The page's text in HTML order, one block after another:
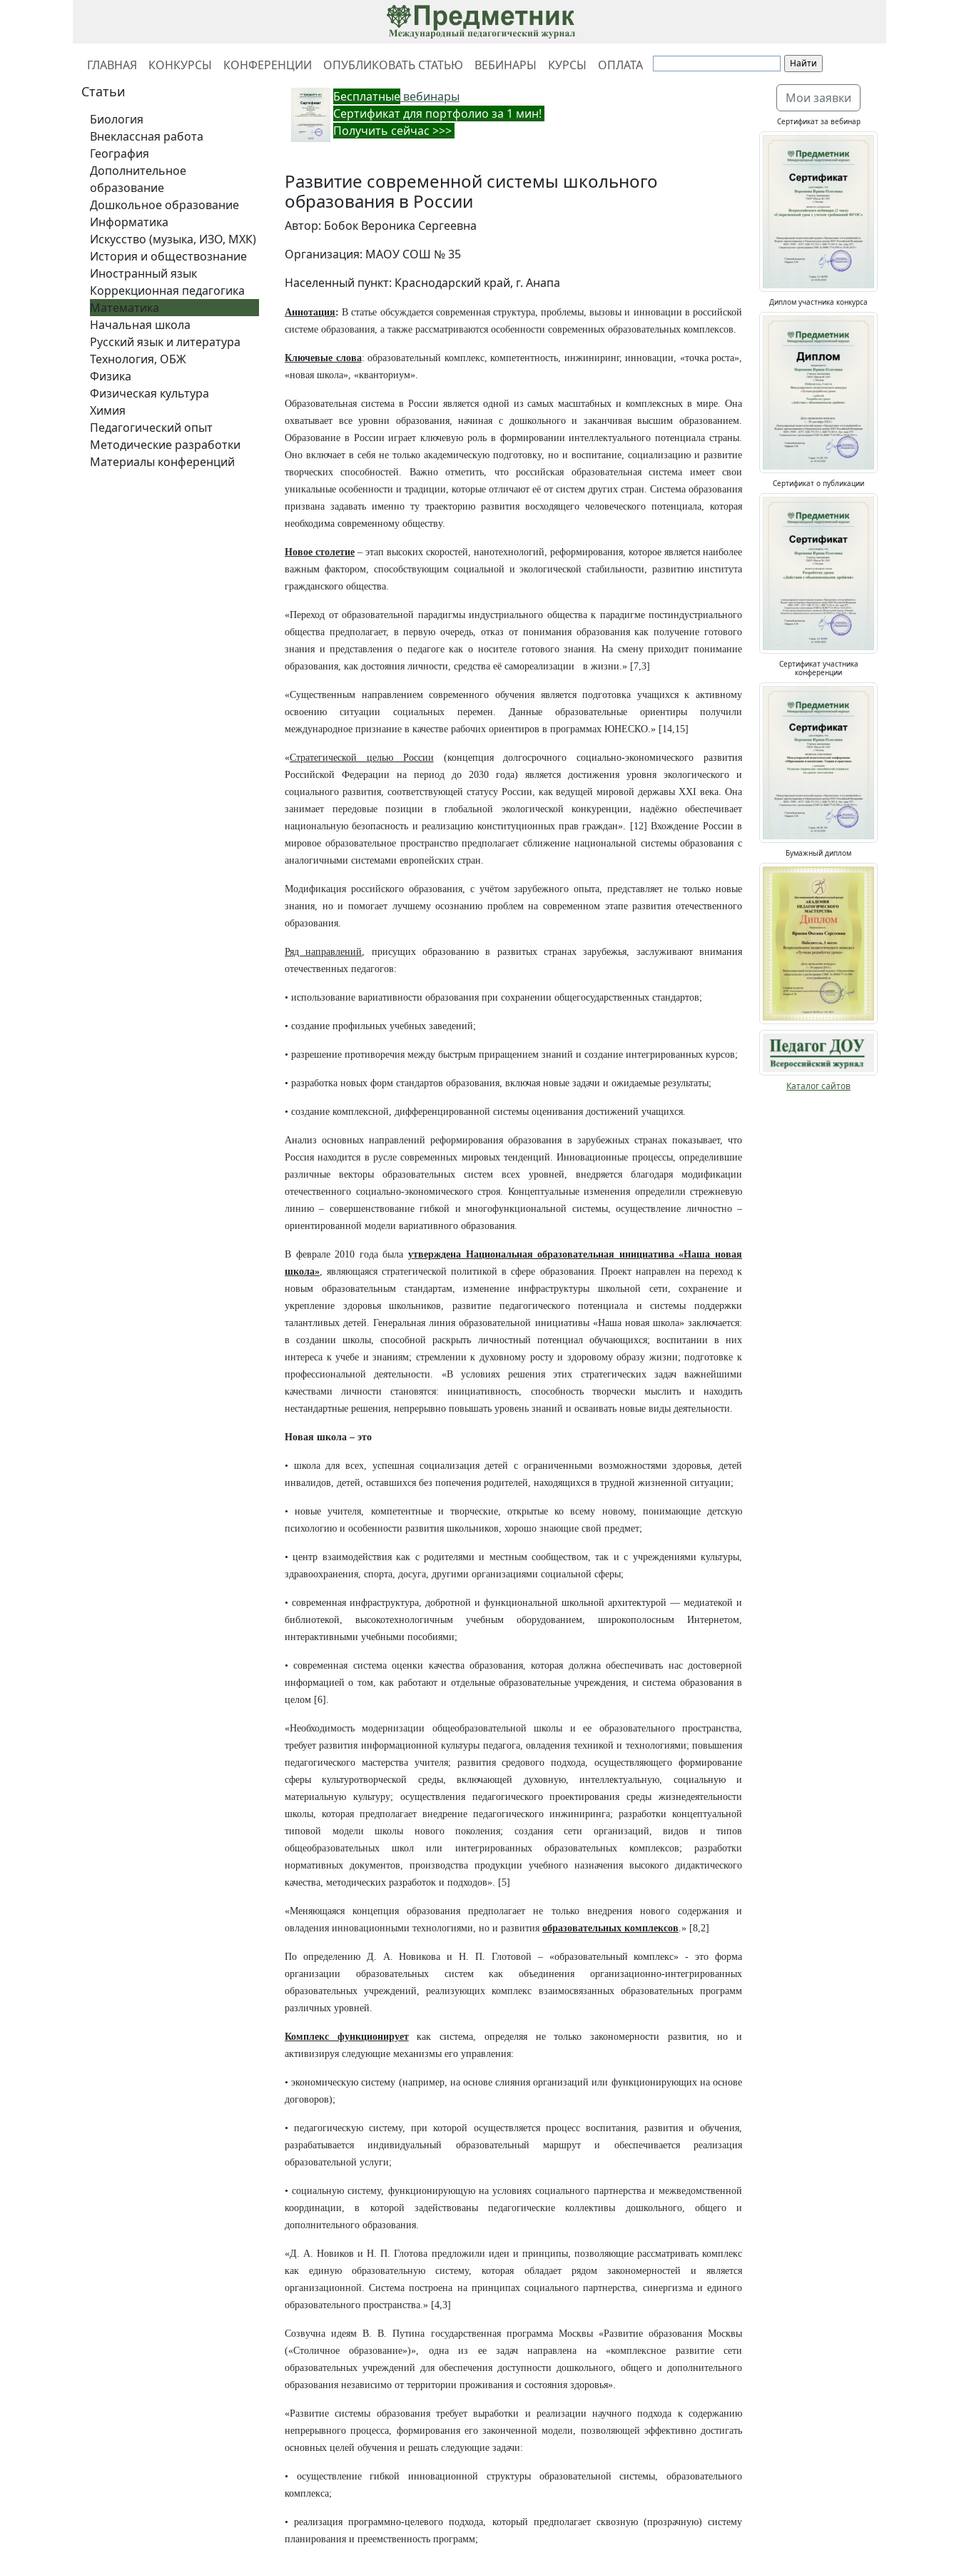
ГЛАВНАЯ КОНКУРСЫ КОНФЕРЕНЦИИ ОПУБЛИКОВАТЬ СТАТЬЮ ВЕБИНАРЫ КУРСЫ ОПЛАТА
Статьи
Биология
Внеклассная работа
География
Дополнительное
образование
Дошкольное образование
Информатика
Искусство (музыка, ИЗО, МХК)
История и обществознание
Иностранный язык
Коррекционная педагогика
Математика
Начальная школа
Русский язык и литература
Технология, ОБЖ
Физика
Физическая культура
Химия
Педагогический опыт
Методические разработки
Материалы конференций
Бесплатные вебинары
Cертификат для портфолио за 1 мин!
Получить сейчас >>>
Развитие современной системы школьного
образования в России
Автор: Бобок Вероника Сергеевна
Организация: МАОУ СОШ № 35
Населенный пункт: Краснодарский край, г. Анапа
Аннотация: В статье обсуждается современная структура, проблемы, вызовы и инновации в российской
системе образования, а также рассматриваются особенности современных образовательных комплексов.
Ключевые слова: образовательный комплекс, компетентность, инжиниринг, инновации, «точка роста»,
«новая школа», «кванториум».
Образовательная система в России является одной из самых масштабных и комплексных в мире. Она
охватывает все уровни образования, начиная с дошкольного и заканчивая высшим образованием.
Образование в России играет ключевую роль в формировании интеллектуального потенциала страны.
Оно включает в себя не только академическую подготовку, но и воспитание, социализацию и развитие
творческих способностей. Важно отметить, что российская образовательная система имеет свои
уникальные особенности и традиции, которые отличают её от систем других стран. Система образования
призвана задавать именно ту траекторию развития восходящего человеческого потенциала, которая
необходима современному обществу.
Новое столетие – этап высоких скоростей, нанотехнологий, реформирования, которое является наиболее
важным фактором, способствующим социальной и экологической стабильности, развитию института
гражданского общества.
«Переход от образовательной парадигмы индустриального общества к парадигме постиндустриального
общества предполагает, в первую очередь, отказ от понимания образования как получение готового
знания и представления о педагоге как о носителе готового знания. На смену приходит понимание
образования, как достояния личности, средства её самореализации в жизни.» [7,3]
«Существенным направлением современного обучения является подготовка учащихся к активному
освоению ситуации социальных перемен. Данные образовательные ориентиры получили
международное признание в качестве рабочих ориентиров в программах ЮНЕСКО.» [14,15]
«Стратегической целью России (концепция долгосрочного социально-экономического развития
Российской Федерации на период до 2030 года) является достижения уровня экологического и
социального развития, соответствующей статусу России, как ведущей мировой державы XXI века. Она
занимает передовые позиции в глобальной экологической конкуренции, надёжно обеспечивает
национальную безопасность и реализацию конституционных прав граждан». [12] Вхождение России в
мировое образовательное пространство предполагает сближение национальной системы образования с
аналогичными системами европейских стран.
Модификация российского образования, с учётом зарубежного опыта, представляет не только новые
знания, но и помогает лучшему осознанию проблем на современном этапе развития отечественного
образования.
Ряд направлений, присущих образованию в развитых странах зарубежья, заслуживают внимания
отечественных педагогов:
• использование вариативности образования при сохранении общегосударственных стандартов;
• создание профильных учебных заведений;
• разрешение противоречия между быстрым приращением знаний и создание интегрированных курсов;
• разработка новых форм стандартов образования, включая новые задачи и ожидаемые результаты;
• создание комплексной, дифференцированной системы оценивания достижений учащихся.
Анализ основных направлений реформирования образования в зарубежных странах показывает, что
Россия находится в русле современных мировых тенденций. Инновационные процессы, определившие
различные векторы образовательных систем всех уровней, внедряется благодаря модификации
отечественного социально-экономического строя. Концептуальные изменения определили стрежневую
линию – совершенствование гибкой и многофункциональной системы, осуществление личностно –
ориентированной модели вариативного образования.
В феврале 2010 года была утверждена Национальная образовательная инициатива «Наша новая
школа», являющаяся стратегической политикой в сфере образования. Проект направлен на переход к
новым образовательным стандартам, изменение инфраструктуры школьной сети, сохранение и
укрепление здоровья школьников, развитие педагогического потенциала и системы поддержки
талантливых детей. Генеральная линия образовательной инициативы «Наша новая школа» заключается:
в создании школы, способной раскрыть личностный потенциал обучающихся; воспитании в них
интереса к учебе и знаниям; стремлении к духовному росту и здоровому образу жизни; подготовке к
профессиональной деятельности. «В условиях решения этих стратегических задач важнейшими
качествами личности становятся: инициативность, способность творчески мыслить и находить
нестандартные решения, непрерывно повышать уровень знаний и осваивать новые виды деятельности.
Новая школа – это
• школа для всех, успешная социализация детей с ограниченными возможностями здоровья, детей
инвалидов, детей, оставшихся без попечения родителей, находящихся в трудной жизненной ситуации;
• новые учителя, компетентные и творческие, открытые ко всему новому, понимающие детскую
психологию и особенности развития школьников, хорошо знающие свой предмет;
• центр взаимодействия как с родителями и местным сообществом, так и с учреждениями культуры,
здравоохранения, спорта, досуга, другими организациями социальной сферы;
• современная инфраструктура, добротной и функциональной школьной архитектурой — медиатекой и
библиотекой, высокотехнологичным учебным оборудованием, широкополосным Интернетом,
интерактивными учебными пособиями;
• современная система оценки качества образования, которая должна обеспечивать нас достоверной
информацией о том, как работают и отдельные образовательные учреждения, и система образования в
целом [6].
«Необходимость модернизации общеобразовательной школы и ее образовательного пространства,
требует развития информационной культуры педагога, овладения техникой и технологиями; повышения
педагогического мастерства учителя; развития средового подхода, осуществляющего формирование
сферы культуротворческой среды, включающей духовную, интеллектуальную, социальную и
материальную культуру; осуществления педагогического проектирования среды жизнедеятельности
школы, которая предполагает внедрение педагогического инжиниринга; разработки концептуальной
типовой модели школы нового поколения; создания сети организаций, видов и типов
общеобразовательных школ или интегрированных образовательных комплексов; разработки
нормативных документов, производства продукции учебного назначения высокого дидактического
качества, методических разработок и подходов». [5]
«Меняющаяся концепция образования предполагает не только внедрения нового содержания и
овладения инновационными технологиями, но и развития образовательных комплексов.» [8,2]
По определению Д. А. Новикова и Н. П. Глотовой – «образовательный комплекс» - это форма
организации образовательных систем как объединения организационно-интегрированных
образовательных учреждений, реализующих комплекс взаимосвязанных образовательных программ
различных уровней.
Комплекс функционируеткак система, определяя не только закономерности развития, но и
активизируя следующие механизмы его управления:
• экономическую систему (например, на основе слияния организаций или функционирующих на основе
договоров);
• педагогическую систему, при которой осуществляется процесс воспитания, развития и обучения,
разрабатывается индивидуальный образовательный маршрут и обеспечивается реализация
образовательной услуги;
• социальную систему, функционирующую на условиях социального партнерства и межведомственной
координации, в которой задействованы педагогические коллективы дошкольного, общего и
дополнительного образования.
«Д. А. Новиков и Н. П. Глотова предложили идеи и принципы, позволяющие рассматривать комплекс
как единую образовательную систему, которая обладает рядом закономерностей и является
организационной. Система построена на принципах социального партнерства, синергизма и единого
образовательного пространства.» [4,3]
Созвучна идеям В. В. Путина государственная программа Москвы «Развитие образования Москвы
(«Столичное образование»)», одна из ее задач направлена на «комплексное развитие сети
образовательных учреждений для обеспечения доступности дошкольного, общего и дополнительного
образования независимо от территории проживания и состояния здоровья».
«Развитие системы образования требует выработки и реализации научного подхода к содержанию
непрерывного процесса, формирования его законченной модели, позволяющей эффективно достигать
основных целей обучения и решать следующие задачи:
• осуществление гибкой инновационной структуры образовательной системы, образовательного
комплекса;
• реализация программно-целевого подхода, который предполагает сквозную (прозрачную) систему
планирования и преемственность программ;
Мои заявки
Сертификат за вебинар
Диплом участника конкурса
Сертификат о публикации
Сертификат участника
конференции
Бумажный диплом
Каталог сайтов